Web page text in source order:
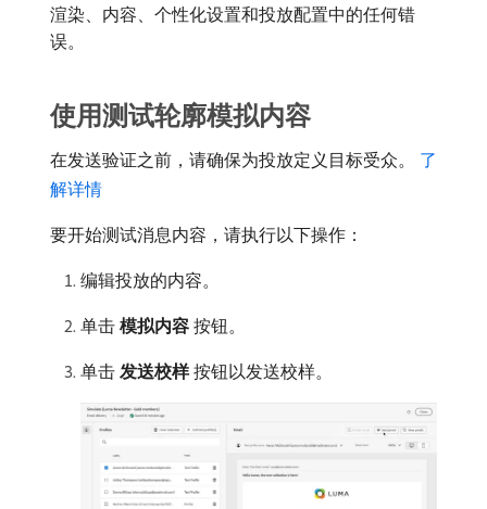
渲染、内容、个性化设置和投放配置中的任何错
误。
使用测试轮廓模拟内容
在发送验证之前，请确保为投放定义目标受众。 了
解详情
要开始测试消息内容，请执行以下操作：
编辑投放的内容。
单击​ 模拟内容 ​按钮。
单击​ 发送校样​按钮以发送校样。